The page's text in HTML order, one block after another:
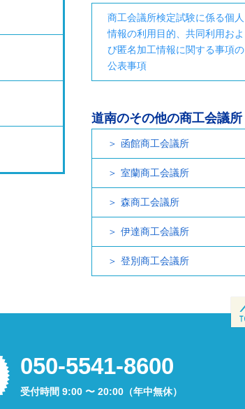
商工会議所検定試験に係る個人
情報の利用目的、共同利用およ
び匿名加工情報に関する事項の
公表事項
道南のその他の商工会議所
函館商工会議所
室蘭商工会議所
森商工会議所
伊達商工会議所
登別商工会議所
050-5541-8600
受付時間 9:00 〜 20:00（年中無休）